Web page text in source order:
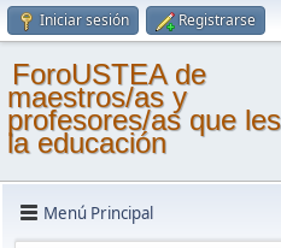
Iniciar sesión Registrarse
ForoUSTEA de
maestros/as y
profesores/as que
la educación
Menú Principal